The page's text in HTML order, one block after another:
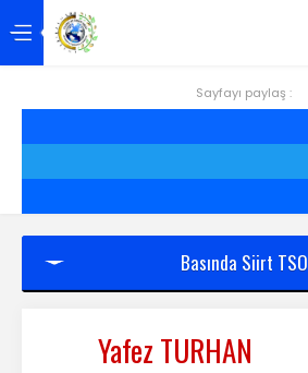
Hakkımızda
Projeler
Siirt
Sayfayı paylaş :
Basında Siirt TSO
Yafez TURHAN